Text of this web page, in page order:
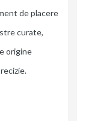
de placere
curate,
origine